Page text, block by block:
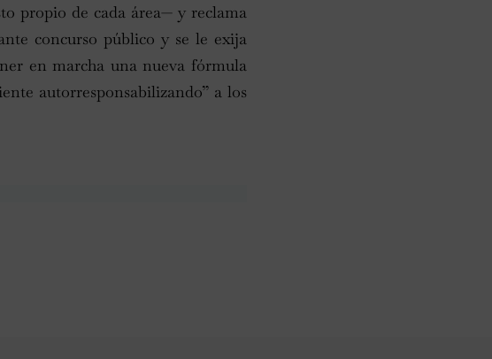
propio de cada área— y reclama
concurso público y se le exija
en marcha una nueva fórmula
autorresponsabilizando” a los